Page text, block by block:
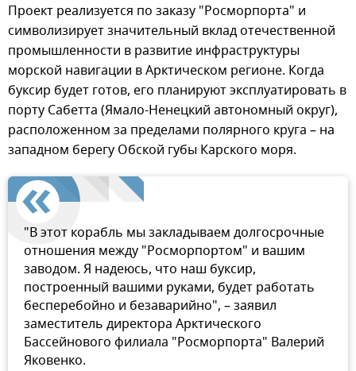
Проект реализуется по заказу "Росморпорта" и
символизирует значительный вклад отечественной
промышленности в развитие инфраструктуры
морской навигации в Арктическом регионе. Когда
буксир будет готов, его планируют эксплуатировать в
порту Сабетта (Ямало-Ненецкий автономный округ),
расположенном за пределами полярного круга – на
западном берегу Обской губы Карского моря.
"В этот корабль мы закладываем долгосрочные
отношения между "Росморпортом" и вашим
заводом. Я надеюсь, что наш буксир,
построенный вашими руками, будет работать
бесперебойно и безаварийно", – заявил
заместитель директора Арктического
Бассейнового филиала "Росморпорта" Валерий
Яковенко.